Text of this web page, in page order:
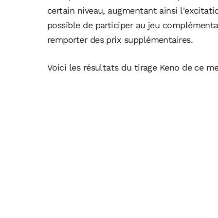
certain niveau, augmentant ainsi
possible de participer au jeu
remporter des prix supplémentaires.
Voici les résultats du tirage Keno de ce